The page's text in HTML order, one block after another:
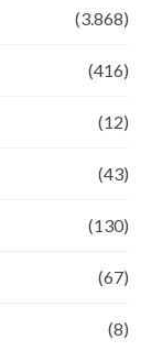
(3.868)
(416)
(12)
(43)
(130)
(67)
(8)